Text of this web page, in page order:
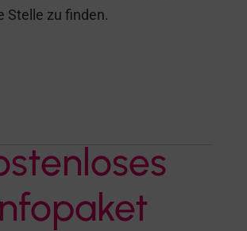
Stelle zu finden.